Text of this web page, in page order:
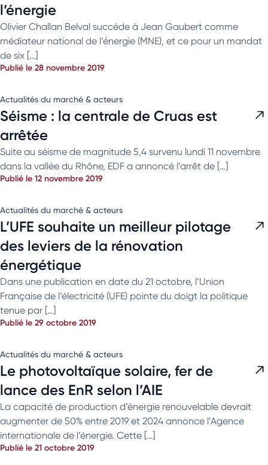
l’énergie
Olivier Challan Belval succède à Jean Gaubert comme
médiateur national de l’énergie (MNE), et ce pour un mandat
de six […]
Publié le 28 novembre 2019
Actualités du marché & acteurs
Séisme : la centrale de Cruas est
arrêtée
Suite au séisme de magnitude 5,4 survenu lundi 11 novembre
dans la vallée du Rhône, EDF a annoncé l’arrêt de […]
Publié le 12 novembre 2019
Actualités du marché & acteurs
L’UFE souhaite un meilleur pilotage
des leviers de la rénovation
énergétique
Dans une publication en date du 21 octobre, l’Union
Française de l’électricité (UFE) pointe du doigt la politique
tenue par […]
Publié le 29 octobre 2019
Actualités du marché & acteurs
Le photovoltaïque solaire, fer de
lance des EnR selon l’AIE
La capacité de production d’énergie renouvelable devrait
augmenter de 50% entre 2019 et 2024 annonce l’Agence
internationale de l’énergie. Cette […]
Publié le 21 octobre 2019